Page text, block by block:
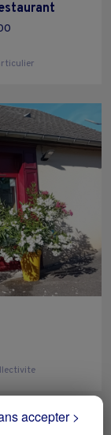
accepter >